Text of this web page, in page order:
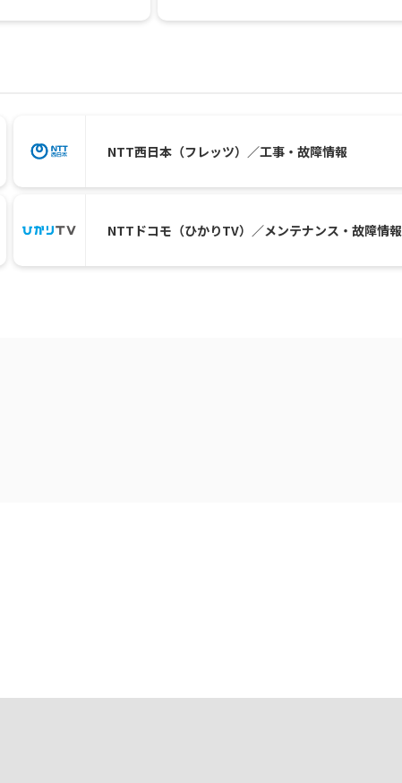
NTT西日本（フレッツ）／工事・故障情報
NTTドコモ（ひかりTV）／メンテナンス・故障情報